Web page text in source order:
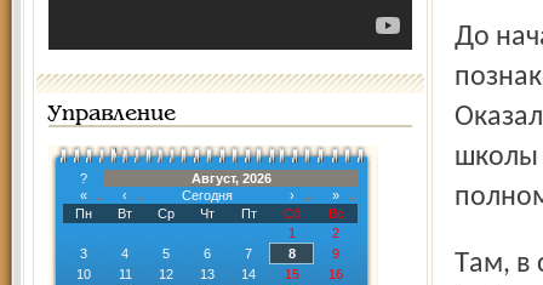
Управление
?
Август, 2026
«
‹ Сегодня ›
»
Пн
Вт Ср Чт Пт Сб
Вс
1
2
3
4 5 6 7 8
9
10
11 12 13 14 15
16
До начала представления наш корреспондент просто
школы
Там, в селе Бор, в одном из бывших особняков